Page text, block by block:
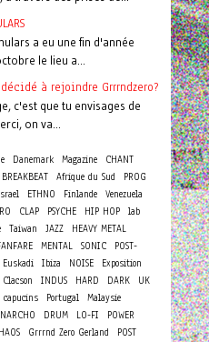
a eu une fin d'année
le lieu a...
à rejoindre Grrrndzero?
c'est que tu envisages de
on va...
Danemark Magazine
CHANT
BREAKBEAT Afrique du Sud
PROG
ETHNO Finlande Venezuela
CLAP PSYCHE HIP HOP
lab
Taiwan JAZZ
HEAVY METAL
MENTAL SONIC
POST-
Euskadi Ibiza NOISE
Exposition
INDUS HARD DARK
UK
capucins Portugal
Malaysie
DRUM LO-FI
POWER
Grrrnd Zero Gerland
POST